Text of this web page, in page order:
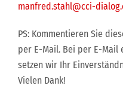
manfred.stahl@cci-
PS: Kommentieren Sie
per E-Mail. Bei per E-Mail
setzen wir Ihr
Vielen Dank!